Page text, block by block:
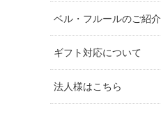
ベル・フルールのご紹介
ギフト対応について
法人様はこちら